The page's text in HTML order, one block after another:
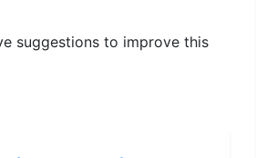
suggestions to improve this